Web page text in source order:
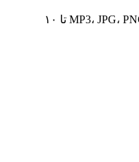
فرمت‌های MP3، JPG، PNG، WEBP، MP4، MKV تا ۱۰